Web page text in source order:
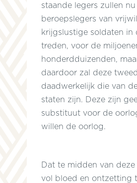
staande legers zullen
beroepslegers van
krijgslustige soldaten in
treden, voor de
honderdduizenden,
daardoor zal deze
daadwerkelijk die van
staten zijn. Deze zijn
substituut voor de
willen de oorlog.
Dat te midden van
vol bloed en ontzetting